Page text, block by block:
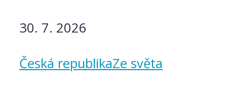
30. 7. 2026
Česká republikaZe světa